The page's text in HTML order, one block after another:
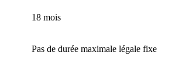
18 mois
Pas de durée maximale légale fixe